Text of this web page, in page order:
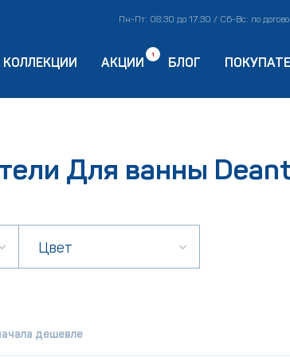
Пн-Пт: 08:30 до 17:30 / Сб-Вс: по
КОЛЛЕКЦИИ АКЦИИ
1
БЛОГ
Для ванны
Цвет
дешевле